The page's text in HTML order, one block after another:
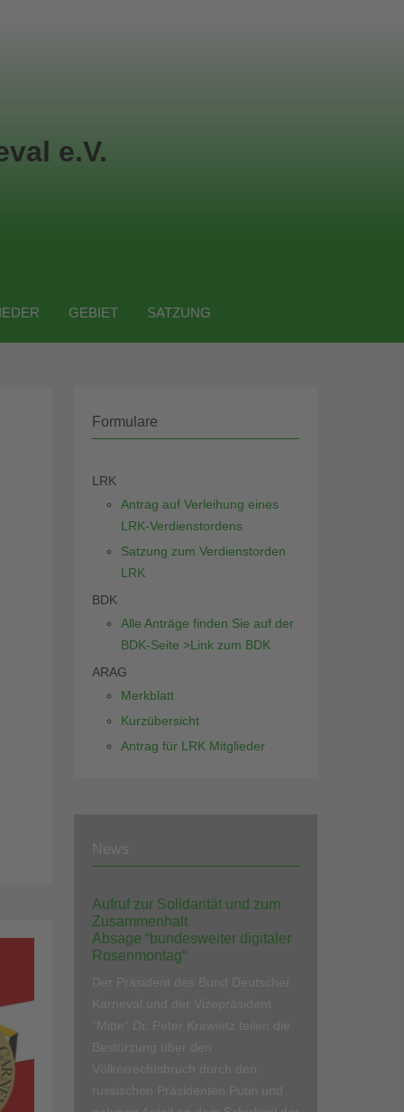
e.V.
GEBIET SATZUNG
Formulare
LRK
Antrag auf Verleihung eines
LRK-Verdienstordens
Satzung zum Verdienstorden
LRK
BDK
Alle Anträge finden Sie auf der
BDK-Seite >Link zum BDK
ARAG
Merkblatt
Kurzübersicht
Antrag für LRK Mitglieder
Aufruf zur Solidarität und zum
Zusammenhalt
Absage “bundesweiter digitaler
Rosenmontag“